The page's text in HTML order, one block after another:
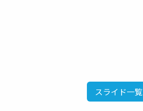
スライド一覧